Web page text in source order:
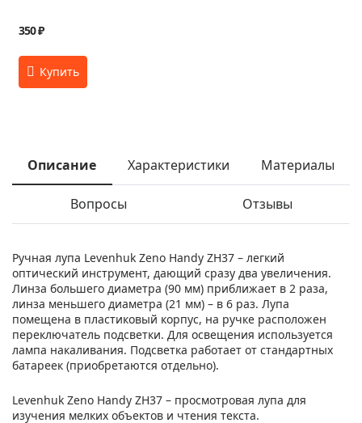
350 ₽
Описание Характеристики Материалы
Вопросы Отзывы
Ручная лупа Levenhuk Zeno Handy ZH37 – легкий
оптический инструмент, дающий сразу два увеличения.
Линза большего диаметра (90 мм) приближает в 2 раза,
линза меньшего диаметра (21 мм) – в 6 раз. Лупа
помещена в пластиковый корпус, на ручке расположен
переключатель подсветки. Для освещения используется
лампа накаливания. Подсветка работает от стандартных
батареек (приобретаются отдельно).
Levenhuk Zeno Handy ZH37 – просмотровая лупа для
изучения мелких объектов и чтения текста.